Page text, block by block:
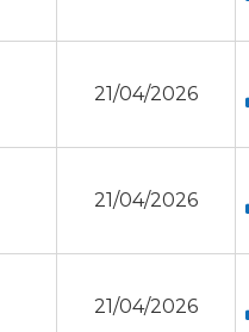
21/04/2026
21/04/2026
21/04/2026